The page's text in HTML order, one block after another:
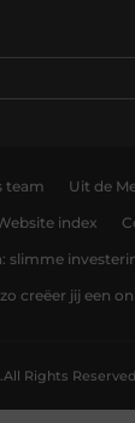
team Uit de
index
slimme
creëer jij een
All Rights